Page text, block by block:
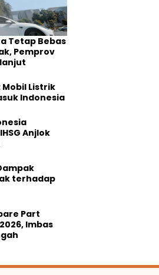
Tetap Bebas
Pemprov
Mobil Listrik
Indonesia
Anjlok
terhadap
Part
Imbas